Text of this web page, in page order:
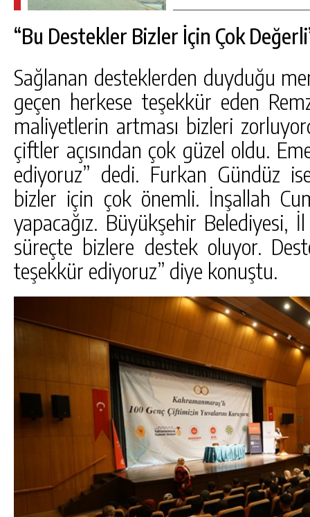
“Bu Destekler Bizler İçin Çok
Sağlanan desteklerden duyduğu
geçen herkese teşekkür eden
maliyetlerin artması bizleri
çiftler açısından çok güzel oldu.
ediyoruz” dedi. Furkan Gündüz
bizler için çok önemli. İnşallah
yapacağız. Büyükşehir
süreçte bizlere destek oluyor.
teşekkür ediyoruz” diye konuştu.